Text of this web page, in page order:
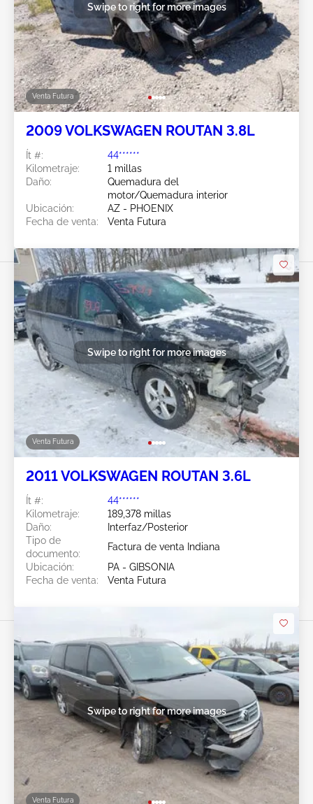
Venta Futura
Swipe to right for more images
2009 VOLKSWAGEN ROUTAN 3.8L
Ít #:
44******
Kilometraje:
1 millas
Daño:
Quemadura del
motor/Quemadura interior
Ubicación:
AZ - PHOENIX
Fecha de venta:
Venta Futura
Venta Futura
Swipe to right for more images
2011 VOLKSWAGEN ROUTAN 3.6L
Ít #:
44******
Kilometraje:
189,378 millas
Daño:
Interfaz/Posterior
Tipo de
documento:
Factura de venta Indiana
Ubicación:
PA - GIBSONIA
Fecha de venta:
Venta Futura
Venta Futura
Swipe to right for more images